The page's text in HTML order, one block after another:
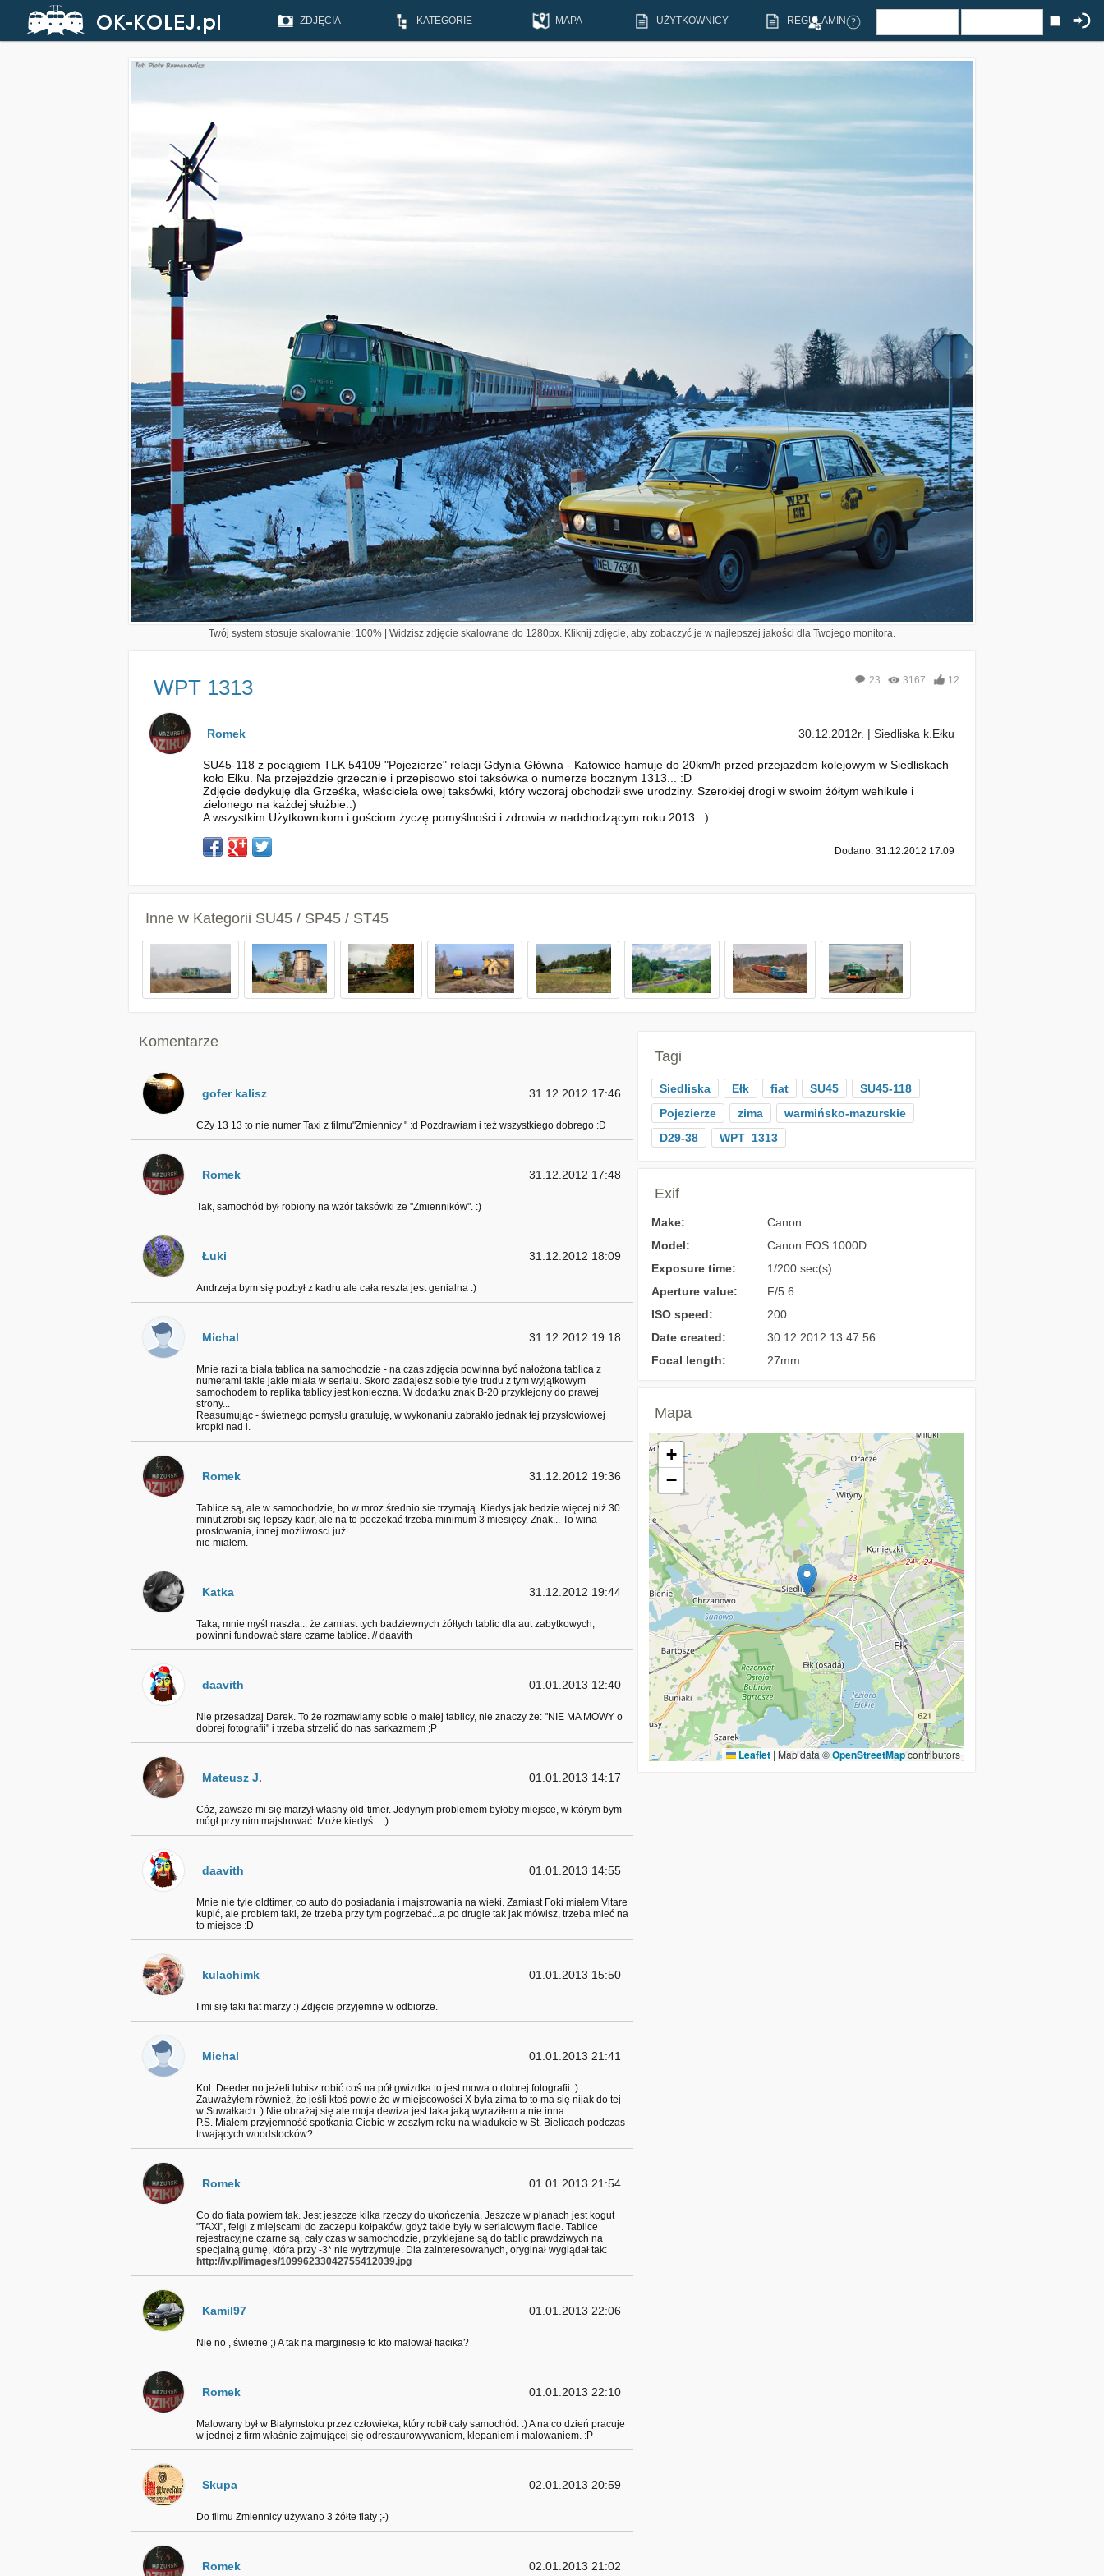
ZDJĘCIA KATEGORIE MAPA UŻYTKOWNICY REGULAMIN
Twój system stosuje skalowanie: 100% | Widzisz zdjęcie skalowane do 1280px. Kliknij zdjęcie, aby zobaczyć je w najlepszej jakości dla Twojego monitora.
WPT 1313 23 3167 12
Romek 30.12.2012r. | Siedliska k.Ełku
SU45-118 z pociągiem TLK 54109 "Pojezierze" relacji Gdynia Główna - Katowice hamuje do 20km/h przed przejazdem kolejowym w Siedliskach
koło Ełku. Na przejeździe grzecznie i przepisowo stoi taksówka o numerze bocznym 1313... :D
Zdjęcie dedykuję dla Grześka, właściciela owej taksówki, który wczoraj obchodził swe urodziny. Szerokiej drogi w swoim żółtym wehikule i
zielonego na każdej służbie.:)
A wszystkim Użytkownikom i gościom życzę pomyślności i zdrowia w nadchodzącym roku 2013. :)
Dodano: 31.12.2012 17:09
Inne w Kategorii SU45 / SP45 / ST45
Komentarze
gofer kalisz 31.12.2012 17:46
CZy 13 13 to nie numer Taxi z filmu"Zmiennicy " :d Pozdrawiam i też wszystkiego dobrego :D
Romek 31.12.2012 17:48
Tak, samochód był robiony na wzór taksówki ze "Zmienników". :)
Łuki 31.12.2012 18:09
Andrzeja bym się pozbył z kadru ale cała reszta jest genialna :)
Michal 31.12.2012 19:18
Mnie razi ta biała tablica na samochodzie - na czas zdjęcia powinna być nałożona tablica z
numerami takie jakie miała w serialu. Skoro zadajesz sobie tyle trudu z tym wyjątkowym
samochodem to replika tablicy jest konieczna. W dodatku znak B-20 przyklejony do prawej
strony...
Reasumując - świetnego pomysłu gratuluję, w wykonaniu zabrakło jednak tej przysłowiowej
kropki nad i.
Romek 31.12.2012 19:36
Tablice są, ale w samochodzie, bo w mroz średnio sie trzymają. Kiedys jak bedzie więcej niż 30
minut zrobi się lepszy kadr, ale na to poczekać trzeba minimum 3 miesięcy. Znak... To wina
prostowania, innej możliwosci już
nie miałem.
Katka 31.12.2012 19:44
Taka, mnie myśl naszła... że zamiast tych badziewnych żółtych tablic dla aut zabytkowych,
powinni fundować stare czarne tablice. // daavith
daavith 01.01.2013 12:40
Nie przesadzaj Darek. To że rozmawiamy sobie o małej tablicy, nie znaczy że: "NIE MA MOWY o
dobrej fotografii" i trzeba strzelić do nas sarkazmem ;P
Mateusz J. 01.01.2013 14:17
Cóż, zawsze mi się marzył własny old-timer. Jedynym problemem byłoby miejsce, w którym bym
mógł przy nim majstrować. Może kiedyś... ;)
daavith 01.01.2013 14:55
Mnie nie tyle oldtimer, co auto do posiadania i majstrowania na wieki. Zamiast Foki miałem Vitare
kupić, ale problem taki, że trzeba przy tym pogrzebać...a po drugie tak jak mówisz, trzeba mieć na
to miejsce :D
kulachimk 01.01.2013 15:50
I mi się taki fiat marzy :) Zdjęcie przyjemne w odbiorze.
Michal 01.01.2013 21:41
Kol. Deeder no jeżeli lubisz robić coś na pół gwizdka to jest mowa o dobrej fotografii :)
Zauważyłem również, że jeśli ktoś powie że w miejscowości X była zima to to ma się nijak do tej
w Suwałkach :) Nie obrażaj się ale moja dewiza jest taka jaką wyraziłem a nie inna.
P.S. Miałem przyjemność spotkania Ciebie w zeszłym roku na wiadukcie w St. Bielicach podczas
trwających woodstocków?
Romek 01.01.2013 21:54
Co do fiata powiem tak. Jest jeszcze kilka rzeczy do ukończenia. Jeszcze w planach jest kogut
"TAXI", felgi z miejscami do zaczepu kołpaków, gdyż takie były w serialowym fiacie. Tablice
rejestracyjne czarne są, cały czas w samochodzie, przyklejane są do tablic prawdziwych na
specjalną gumę, która przy -3* nie wytrzymuje. Dla zainteresowanych, oryginał wyglądał tak:
http://iv.pl/images/10996233042755412039.jpg
Kamil97 01.01.2013 22:06
Nie no , świetne ;) A tak na marginesie to kto malował fiacika?
Romek 01.01.2013 22:10
Malowany był w Białymstoku przez człowieka, który robił cały samochód. :) A na co dzień pracuje
w jednej z firm właśnie zajmującej się odrestaurowywaniem, klepaniem i malowaniem. :P
Skupa 02.01.2013 20:59
Do filmu Zmiennicy używano 3 żółte fiaty ;-)
Romek 02.01.2013 21:02
Tagi
Siedliska Ełk fiat SU45
SU45-118
Pojezierze
zima
warmińsko-mazurskie
D29-38
WPT_1313
Exif
Make:
Canon
Model:
Canon EOS 1000D
Exposure time:
1/200 sec(s)
Aperture value:
F/5.6
ISO speed:
200
Date created:
30.12.2012 13:47:56
Focal length:
27mm
Mapa
+
−
Leaflet | Map data ©OpenStreetMapcontributors